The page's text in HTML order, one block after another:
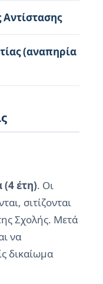
(αναπηρία
(4 έτη). Οι
σιτίζονται
Σχολής. Μετά
να
δικαίωμα